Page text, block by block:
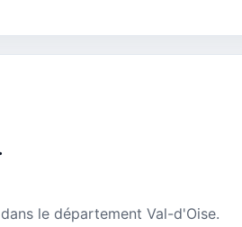
le département Val-d'Oise.